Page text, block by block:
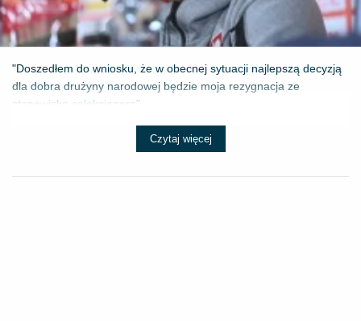
"Doszedłem do wniosku, że w obecnej sytuacji najlepszą decyzją
dla dobra drużyny narodowej będzie moja rezygnacja ze
stanowiska selekcjonera" - ...
Czytaj więcej